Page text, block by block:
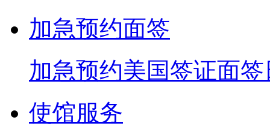
加急预约面签
加急预约美国签证面
使馆服务